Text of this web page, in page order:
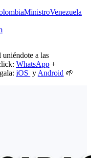
MinistroVenezuela
uniéndote a las
WhatsApp +
iOS y Android 🌱